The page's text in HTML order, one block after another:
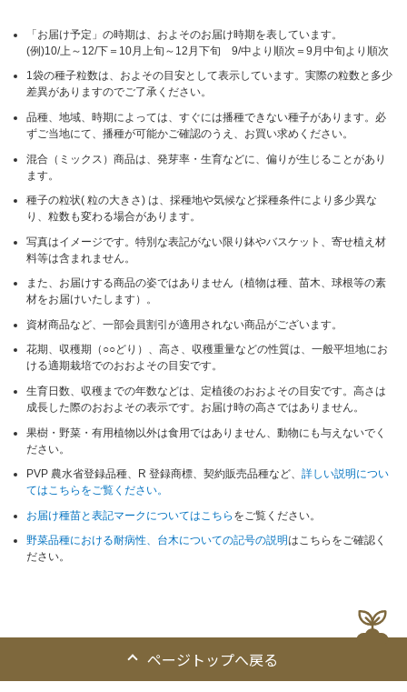
「お届け予定」の時期は、およそのお届け時期を表しています。
(例)10/上～12/下＝10月上旬～12月下旬 9/中より順次＝9月中旬より順次
1袋の種子粒数は、およその目安として表示しています。実際の粒数と多少
差異がありますのでご了承ください。
品種、地域、時期によっては、すぐには播種できない種子があります。必
ずご当地にて、播種が可能かご確認のうえ、お買い求めください。
混合（ミックス）商品は、発芽率・生育などに、偏りが生じることがあり
ます。
種子の粒状( 粒の大きさ) は、採種地や気候など採種条件により多少異な
り、粒数も変わる場合があります。
写真はイメージです。特別な表記がない限り鉢やバスケット、寄せ植え材
料等は含まれません。
また、お届けする商品の姿ではありません（植物は種、苗木、球根等の素
材をお届けいたします）。
資材商品など、一部会員割引が適用されない商品がございます。
花期、収穫期（○○どり）、高さ、収穫重量などの性質は、一般平坦地にお
ける適期栽培でのおおよその目安です。
生育日数、収穫までの年数などは、定植後のおおよその目安です。高さは
成長した際のおおよその表示です。お届け時の高さではありません。
果樹・野菜・有用植物以外は食用ではありません、動物にも与えないでく
ださい。
PVP 農水省登録品種、R 登録商標、契約販売品種など、詳しい説明につい
てはこちらをご覧ください。
お届け種苗と表記マークについてはこちら をご覧ください。
野菜品種における耐病性、台木についての記号の説明はこちらをご確認く
ださい。
ページトップへ戻る